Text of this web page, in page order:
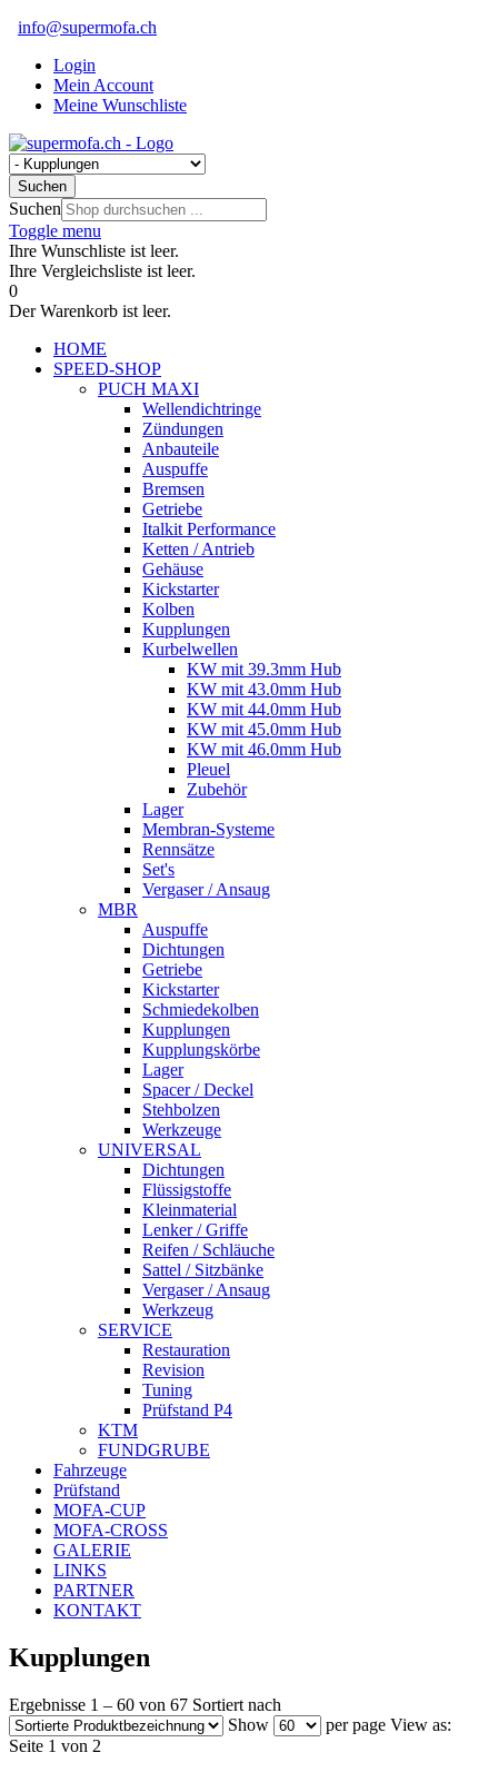
info@supermofa.ch
Login
Mein Account
Meine Wunschliste
Suchen
Suchen
Toggle menu
Ihre Wunschliste ist leer.
Ihre Vergleichsliste ist leer.
0
Der Warenkorb ist leer.
HOME
SPEED-SHOP
PUCH MAXI
Wellendichtringe
Zündungen
Anbauteile
Auspuffe
Bremsen
Getriebe
Italkit Performance
Ketten / Antrieb
Gehäuse
Kickstarter
Kolben
Kupplungen
Kurbelwellen
KW mit 39.3mm Hub
KW mit 43.0mm Hub
KW mit 44.0mm Hub
KW mit 45.0mm Hub
KW mit 46.0mm Hub
Pleuel
Zubehör
Lager
Membran-Systeme
Rennsätze
Set's
Vergaser / Ansaug
MBR
Auspuffe
Dichtungen
Getriebe
Kickstarter
Schmiedekolben
Kupplungen
Kupplungskörbe
Lager
Spacer / Deckel
Stehbolzen
Werkzeuge
UNIVERSAL
Dichtungen
Flüssigstoffe
Kleinmaterial
Lenker / Griffe
Reifen / Schläuche
Sattel / Sitzbänke
Vergaser / Ansaug
Werkzeug
SERVICE
Restauration
Revision
Tuning
Prüfstand P4
KTM
FUNDGRUBE
Fahrzeuge
Prüfstand
MOFA-CUP
MOFA-CROSS
GALERIE
LINKS
PARTNER
KONTAKT
Kupplungen
Ergebnisse 1 – 60 von 67 Sortiert nach
Show
per page View as:
Seite 1 von 2